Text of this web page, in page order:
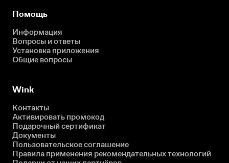
Помощь
Информация
Вопросы и ответы
Установка приложения
Общие вопросы
Wink
Контакты
Активировать промокод
Подарочный сертификат
Документы
Пользовательское соглашение
Правила применения рекомендательных технологий